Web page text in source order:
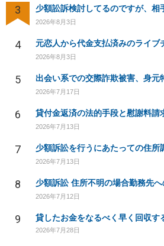
3 少額訟訴検討してるのですが、相
2026年8月3日
4 元恋人から代金支払済みのライブ
2026年8月3日
5 出会い系での交際詐欺被害、身元
2026年7月17日
6 貸付金返済の法的手段と慰謝料請
2026年7月13日
7 少額訴訟を行うにあたっての住所
2026年7月13日
8 少額訴訟 住所不明の場合勤務先
2026年7月12日
9 貸したお金をなるべく早く回収す
2026年7月28日